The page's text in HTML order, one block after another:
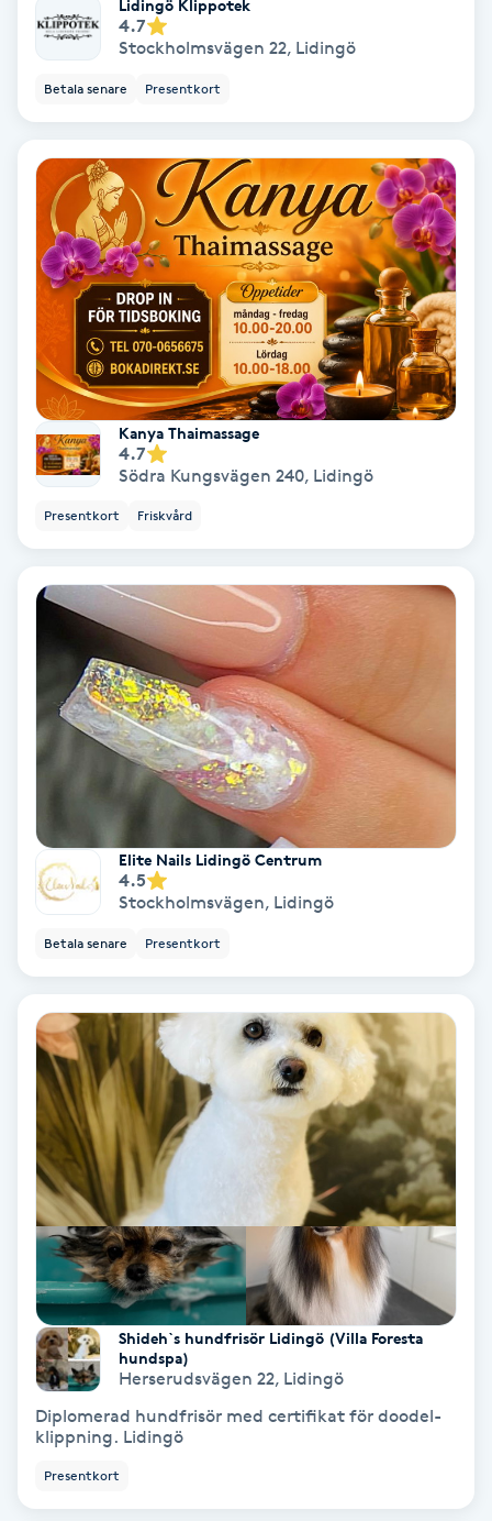
Lashlift Keratin
LED-ljusterapi
Liktornar
LPG
LPG-behandling
LPG-massage
Luggklippning
Makeup
Manikyr & Pedikyr
Massage
Medial vägledning
Medicinsk massage
Meditation
Medium
Megavolymfransar
Melasma
Mesoterapi
MicroPen
Microshading
Mixfransar
Nagelförlängning
Lidingö Klippotek
4.7
Stockholmsvägen 22, Lidingö
Betala senare Presentkort
Kanya Thaimassage
4.7
Södra Kungsvägen 240, Lidingö
Presentkort Friskvård
Elite Nails Lidingö Centrum
4.5
Stockholmsvägen, Lidingö
Betala senare Presentkort
Shideh`s hundfrisör Lidingö (Villa Foresta
hundspa)
Herserudsvägen 22, Lidingö
Diplomerad hundfrisör med certifikat för doodel-
klippning. Lidingö
Presentkort